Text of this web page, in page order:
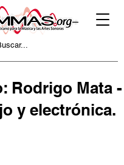
Rodrigo Mata -
y electrónica.